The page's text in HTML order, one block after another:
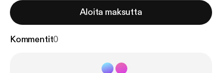
Aloita maksutta
Kommentit0